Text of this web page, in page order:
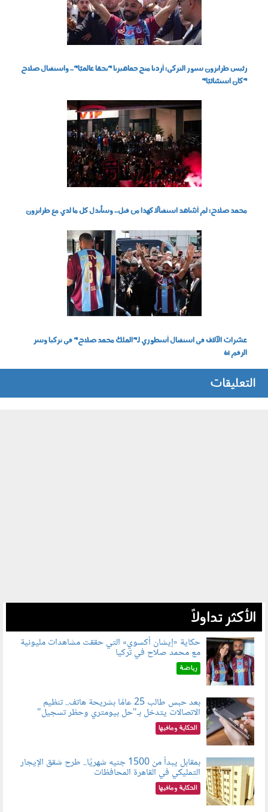
رئيس طرابزون سبور التركي: أردنا منح جماهيرنا "نجمًا عالميًا".. واستقبال صلاح
"كان استثنائيًا"
محمد صلاح: لم أشاهد استقبالًا كهذا من قبل.. وسأبذل كل ما لدي مع طرابزون
عشرات الآلاف في استقبال أسطوري لـ"الملك محمد صلاح" في تركيا وسر
الرقم 61
التعليقات
الأكثر تداولاً
080802.jpg
حكاية «إيشان أكسوي» التي حققت مشاهدات مليونية
مع محمد صلاح في تركيا
رياضة
080803.jpg
بعد حبس طالب 25 عامًا بشريحة هاتف.. تنظيم
الاتصالات يتدخل بـ"حل بيومتري وحظر تسجيل"
الحكاية ومافيها
080801.jpg
بمقابل يبدأ من 1500 جنيه شهريًا.. طرح شقق الإيجار
التمليكي في القاهرة المحافظات
الحكاية ومافيها